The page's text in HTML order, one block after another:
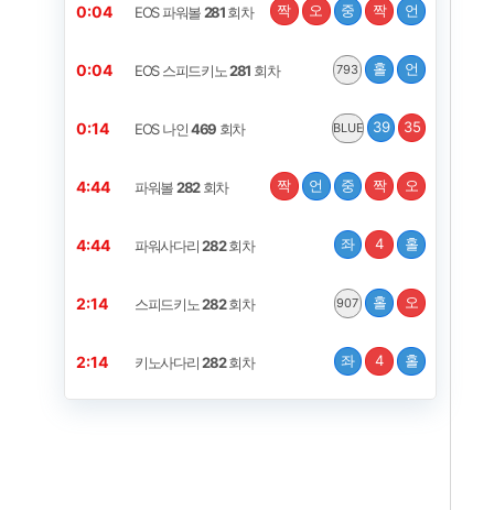
0:04 EOS 파워볼281회차 짝 오 중 짝 언
0:04 EOS 스피드키노281 회차 793 홀 언
0:14 EOS 나인469 회차 BLUE 39 35
4:44 파워볼282회차 짝 언 중 짝 오
4:44 파워사다리282회차 좌 4 홀
2:14 스피드키노282회차 907 홀 오
2:14 키노사다리282회차 좌 4 홀